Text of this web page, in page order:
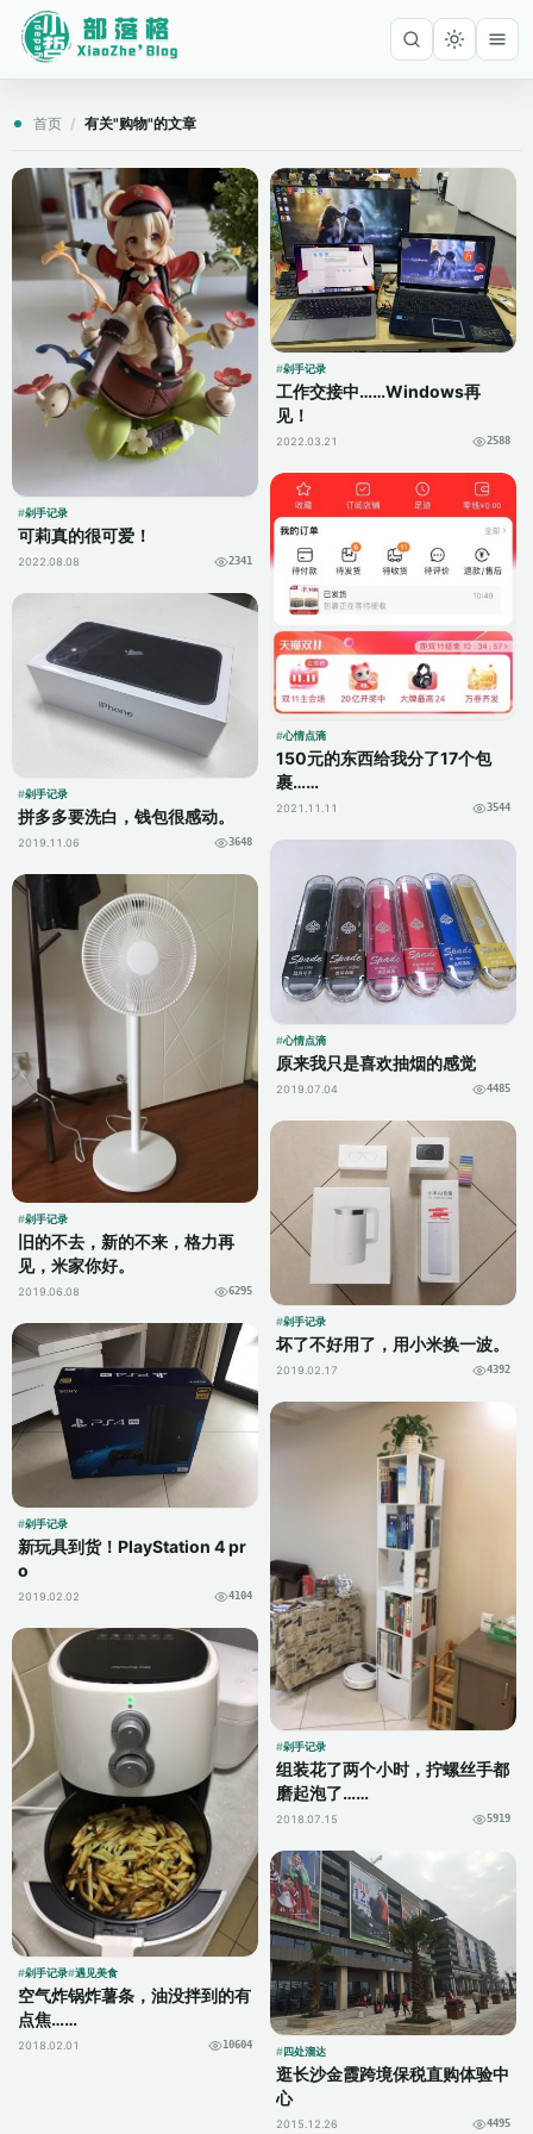
首页 / 有关"购物"的文章
剁手记录
可莉真的很可爱！
2022.08.08 2341
剁手记录
工作交接中……Windows再
见！
2022.03.21 2588
心情点滴
150元的东西给我分了17个包
裹……
2021.11.11 3544
剁手记录
拼多多要洗白，钱包很感动。
2019.11.06 3648
心情点滴
原来我只是喜欢抽烟的感觉
2019.07.04 4485
剁手记录
旧的不去，新的不来，格力再
见，米家你好。
2019.06.08 6295
剁手记录
坏了不好用了，用小米换一波。
2019.02.17 4392
剁手记录
新玩具到货！PlayStation 4 pr
o
2019.02.02 4104
剁手记录
组装花了两个小时，拧螺丝手都
磨起泡了……
2018.07.15 5919
剁手记录 遇见美食
空气炸锅炸薯条，油没拌到的有
点焦……
2018.02.01 10604
四处溜达
逛长沙金霞跨境保税直购体验中
心
2015.12.26 4495